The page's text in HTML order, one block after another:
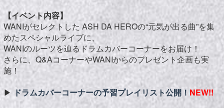
【イベント内容】
WANIがセレクトした ASH DA HEROの“元気が出る曲”を集
めたスペシャルライブに、
WANIのルーツを辿るドラムカバーコーナーをお届け！
さらに、Q&AコーナーやWANIからのプレゼント企画も実
施！
▶︎ ドラムカバーコーナーの予習プレイリスト公開！ NEW!!